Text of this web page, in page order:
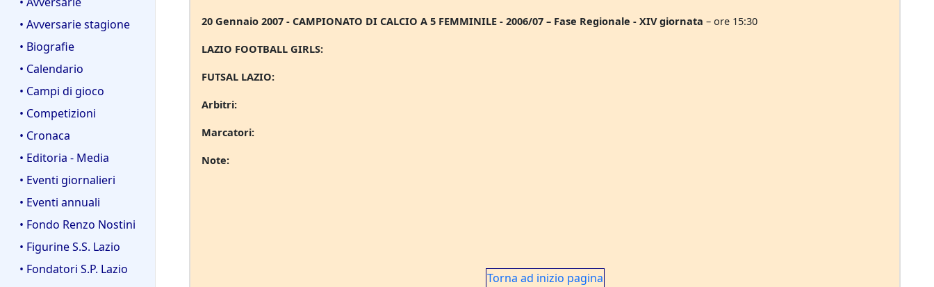
• Avversarie stagione
• Biografie
• Calendario
• Campi di gioco
• Competizioni
• Cronaca
• Editoria - Media
• Eventi giornalieri
• Eventi annuali
• Fondo Renzo Nostini
• Figurine S.S. Lazio
• Fondatori S.P. Lazio
20 Gennaio 2007 - CAMPIONATO DI CALCIO A 5 FEMMINILE - 2006/07 – Fase Regionale - XIV giornata – ore 15:30
LAZIO FOOTBALL GIRLS:
FUTSAL LAZIO:
Arbitri:
Marcatori:
Note:
Torna ad inizio pagina